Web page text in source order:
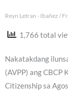
Reyn Letran - Ibañez
1,766 total
Nakatakdang
(AVPP) ang CBCP
Citizenship sa